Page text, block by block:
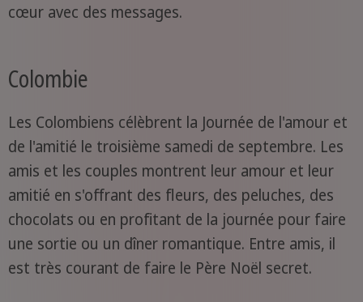
cœur avec des messages.
Colombie
Les Colombiens célèbrent la Journée de l'amour et
de l'amitié le troisième samedi de septembre. Les
amis et les couples montrent leur amour et leur
amitié en s'offrant des fleurs, des peluches, des
chocolats ou en profitant de la journée pour faire
une sortie ou un dîner romantique. Entre amis, il
est très courant de faire le Père Noël secret.